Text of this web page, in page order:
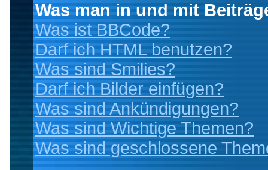
Was man in und mit
Was ist BBCode?
Darf ich HTML benutzen?
Was sind Smilies?
Darf ich Bilder einfügen?
Was sind Ankündigungen?
Was sind Wichtige Themen?
Was sind geschlossene